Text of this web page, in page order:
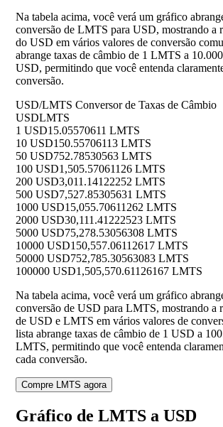
Na tabela acima, você verá um gráfico
conversão de LMTS para USD, mostrando a
do USD em vários valores de conversão
abrange taxas de câmbio de 1 LMTS a
USD, permitindo que você entenda
conversão.
USD/LMTS Conversor de Taxas de Câmbio
USDLMTS
1 USD15.05570611 LMTS
10 USD150.55706113 LMTS
50 USD752.78530563 LMTS
100 USD1,505.57061126 LMTS
200 USD3,011.14122252 LMTS
500 USD7,527.85305631 LMTS
1000 USD15,055.70611262 LMTS
2000 USD30,111.41222523 LMTS
5000 USD75,278.53056308 LMTS
10000 USD150,557.06112617 LMTS
50000 USD752,785.30563083 LMTS
100000 USD1,505,570.61126167 LMTS
Na tabela acima, você verá um gráfico
conversão de USD para LMTS, mostrando a
de USD e LMTS em vários valores de
lista abrange taxas de câmbio de 1 USD a
LMTS, permitindo que você entenda
cada conversão.
Compre LMTS agora
Gráfico de LMTS a USD